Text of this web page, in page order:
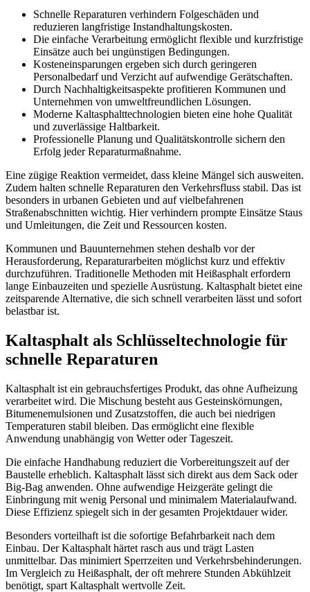
Schnelle Reparaturen verhindern Folgeschäden und
reduzieren langfristige Instandhaltungskosten.
Die einfache Verarbeitung ermöglicht flexible und kurzfristige
Einsätze auch bei ungünstigen Bedingungen.
Kosteneinsparungen ergeben sich durch geringeren
Personalbedarf und Verzicht auf aufwendige Gerätschaften.
Durch Nachhaltigkeitsaspekte profitieren Kommunen und
Unternehmen von umweltfreundlichen Lösungen.
Moderne Kaltasphalttechnologien bieten eine hohe Qualität
und zuverlässige Haltbarkeit.
Professionelle Planung und Qualitätskontrolle sichern den
Erfolg jeder Reparaturmaßnahme.
Eine zügige Reaktion vermeidet, dass kleine Mängel sich ausweiten.
Zudem halten schnelle Reparaturen den Verkehrsfluss stabil. Das ist
besonders in urbanen Gebieten und auf vielbefahrenen
Straßenabschnitten wichtig. Hier verhindern prompte Einsätze Staus
und Umleitungen, die Zeit und Ressourcen kosten.
Kommunen und Bauunternehmen stehen deshalb vor der
Herausforderung, Reparaturarbeiten möglichst kurz und effektiv
durchzuführen. Traditionelle Methoden mit Heißasphalt erfordern
lange Einbauzeiten und spezielle Ausrüstung. Kaltasphalt bietet eine
zeitsparende Alternative, die sich schnell verarbeiten lässt und sofort
belastbar ist.
Kaltasphalt als Schlüsseltechnologie für
schnelle Reparaturen
Kaltasphalt ist ein gebrauchsfertiges Produkt, das ohne Aufheizung
verarbeitet wird. Die Mischung besteht aus Gesteinskörnungen,
Bitumenemulsionen und Zusatzstoffen, die auch bei niedrigen
Temperaturen stabil bleiben. Das ermöglicht eine flexible
Anwendung unabhängig von Wetter oder Tageszeit.
Die einfache Handhabung reduziert die Vorbereitungszeit auf der
Baustelle erheblich. Kaltasphalt lässt sich direkt aus dem Sack oder
Big-Bag anwenden. Ohne aufwendige Heizgeräte gelingt die
Einbringung mit wenig Personal und minimalem Materialaufwand.
Diese Effizienz spiegelt sich in der gesamten Projektdauer wider.
Besonders vorteilhaft ist die sofortige Befahrbarkeit nach dem
Einbau. Der Kaltasphalt härtet rasch aus und trägt Lasten
unmittelbar. Das minimiert Sperrzeiten und Verkehrsbehinderungen.
Im Vergleich zu Heißasphalt, der oft mehrere Stunden Abkühlzeit
benötigt, spart Kaltasphalt wertvolle Zeit.